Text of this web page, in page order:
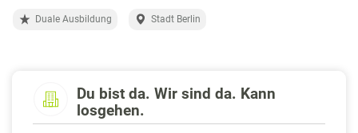
Duale Ausbildung Stadt Berlin
Du bist da. Wir sind da. Kann
losgehen.